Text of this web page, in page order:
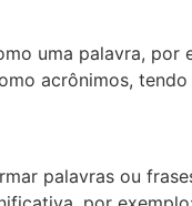
uma palavra, por
acrônimos,
palavras ou